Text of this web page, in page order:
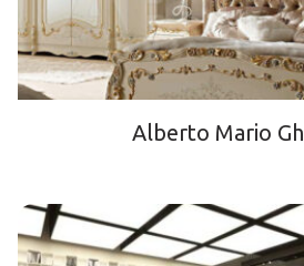
Alberto Mario